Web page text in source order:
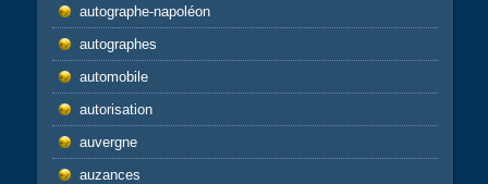
autographe-napoléon
autographes
automobile
autorisation
auvergne
auzances